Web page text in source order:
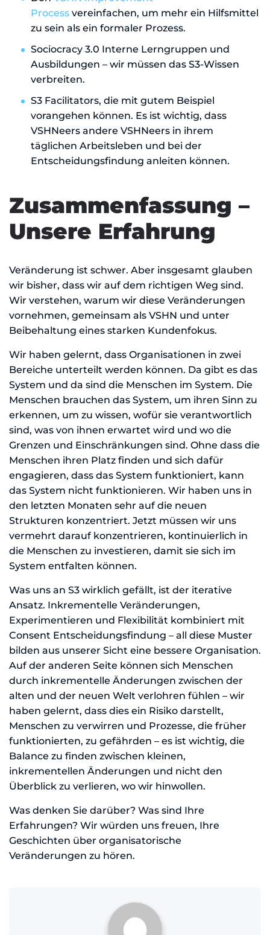
Process vereinfachen, um mehr ein Hilfsmittel
zu sein als ein formaler Prozess.
Sociocracy 3.0 Interne Lerngruppen und
Ausbildungen – wir müssen das S3-Wissen
verbreiten.
S3 Facilitators, die mit gutem Beispiel
vorangehen können. Es ist wichtig, dass
VSHNeers andere VSHNeers in ihrem
täglichen Arbeitsleben und bei der
Entscheidungsfindung anleiten können.
Zusammenfassung –
Unsere Erfahrung
Veränderung ist schwer. Aber insgesamt glauben
wir bisher, dass wir auf dem richtigen Weg sind.
Wir verstehen, warum wir diese Veränderungen
vornehmen, gemeinsam als VSHN und unter
Beibehaltung eines starken Kundenfokus.
Wir haben gelernt, dass Organisationen in zwei
Bereiche unterteilt werden können. Da gibt es das
System und da sind die Menschen im System. Die
Menschen brauchen das System, um ihren Sinn zu
erkennen, um zu wissen, wofür sie verantwortlich
sind, was von ihnen erwartet wird und wo die
Grenzen und Einschränkungen sind. Ohne dass die
Menschen ihren Platz finden und sich dafür
engagieren, dass das System funktioniert, kann
das System nicht funktionieren. Wir haben uns in
den letzten Monaten sehr auf die neuen
Strukturen konzentriert. Jetzt müssen wir uns
vermehrt darauf konzentrieren, kontinuierlich in
die Menschen zu investieren, damit sie sich im
System entfalten können.
Was uns an S3 wirklich gefällt, ist der iterative
Ansatz. Inkrementelle Veränderungen,
Experimentieren und Flexibilität kombiniert mit
Consent Entscheidungsfindung – all diese Muster
bilden aus unserer Sicht eine bessere Organisation.
Auf der anderen Seite können sich Menschen
durch inkrementelle Änderungen zwischen der
alten und der neuen Welt verlohren fühlen – wir
haben gelernt, dass dies ein Risiko darstellt,
Menschen zu verwirren und Prozesse, die früher
funktionierten, zu gefährden – es ist wichtig, die
Balance zu finden zwischen kleinen,
inkrementellen Änderungen und nicht den
Überblick zu verlieren, wo wir hinwollen.
Was denken Sie darüber? Was sind Ihre
Erfahrungen? Wir würden uns freuen, Ihre
Geschichten über organisatorische
Veränderungen zu hören.